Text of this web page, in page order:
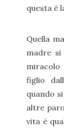
questa è
Quella
madre
miracolo
figlio
quando
altre
vita è